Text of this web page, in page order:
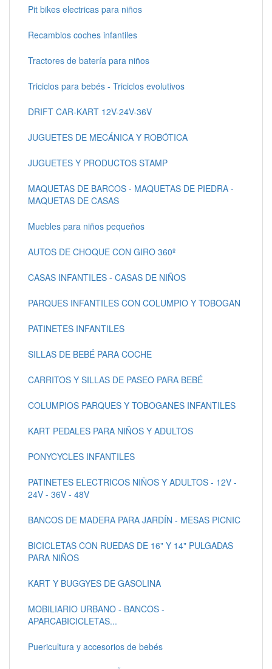
Pit bikes electricas para niños
Recambios coches infantiles
Tractores de batería para niños
Triciclos para bebés - Triciclos evolutivos
DRIFT CAR-KART 12V-24V-36V
JUGUETES DE MECÁNICA Y ROBÓTICA
JUGUETES Y PRODUCTOS STAMP
MAQUETAS DE BARCOS - MAQUETAS DE PIEDRA -
MAQUETAS DE CASAS
Muebles para niños pequeños
AUTOS DE CHOQUE CON GIRO 360º
CASAS INFANTILES - CASAS DE NIÑOS
PARQUES INFANTILES CON COLUMPIO Y TOBOGAN
PATINETES INFANTILES
SILLAS DE BEBÉ PARA COCHE
CARRITOS Y SILLAS DE PASEO PARA BEBÉ
COLUMPIOS PARQUES Y TOBOGANES INFANTILES
KART PEDALES PARA NIÑOS Y ADULTOS
PONYCYCLES INFANTILES
PATINETES ELECTRICOS NIÑOS Y ADULTOS - 12V -
24V - 36V - 48V
BANCOS DE MADERA PARA JARDÍN - MESAS PICNIC
BICICLETAS CON RUEDAS DE 16" Y 14" PULGADAS
PARA NIÑOS
KART Y BUGGYES DE GASOLINA
MOBILIARIO URBANO - BANCOS -
APARCABICICLETAS...
Puericultura y accesorios de bebés